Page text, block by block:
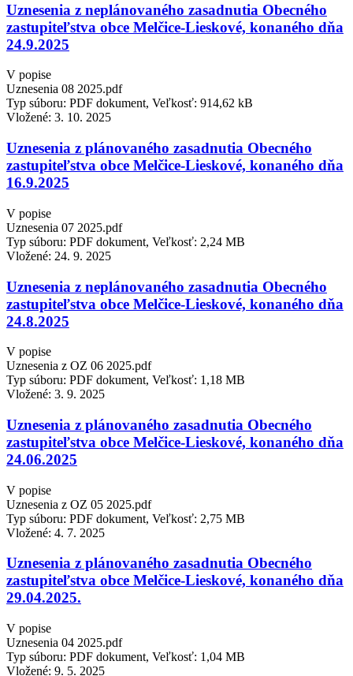
Uznesenia z neplánovaného zasadnutia Obecného
zastupiteľstva obce Melčice-Lieskové, konaného dňa
24.9.2025
V popise
Uznesenia 08 2025.pdf
Typ súboru: PDF dokument, Veľkosť: 914,62 kB
Vložené: 3. 10. 2025
Uznesenia z plánovaného zasadnutia Obecného
zastupiteľstva obce Melčice-Lieskové, konaného dňa
16.9.2025
V popise
Uznesenia 07 2025.pdf
Typ súboru: PDF dokument, Veľkosť: 2,24 MB
Vložené: 24. 9. 2025
Uznesenia z neplánovaného zasadnutia Obecného
zastupiteľstva obce Melčice-Lieskové, konaného dňa
24.8.2025
V popise
Uznesenia z OZ 06 2025.pdf
Typ súboru: PDF dokument, Veľkosť: 1,18 MB
Vložené: 3. 9. 2025
Uznesenia z plánovaného zasadnutia Obecného
zastupiteľstva obce Melčice-Lieskové, konaného dňa
24.06.2025
V popise
Uznesenia z OZ 05 2025.pdf
Typ súboru: PDF dokument, Veľkosť: 2,75 MB
Vložené: 4. 7. 2025
Uznesenia z plánovaného zasadnutia Obecného
zastupiteľstva obce Melčice-Lieskové, konaného dňa
29.04.2025.
V popise
Uznesenia 04 2025.pdf
Typ súboru: PDF dokument, Veľkosť: 1,04 MB
Vložené: 9. 5. 2025